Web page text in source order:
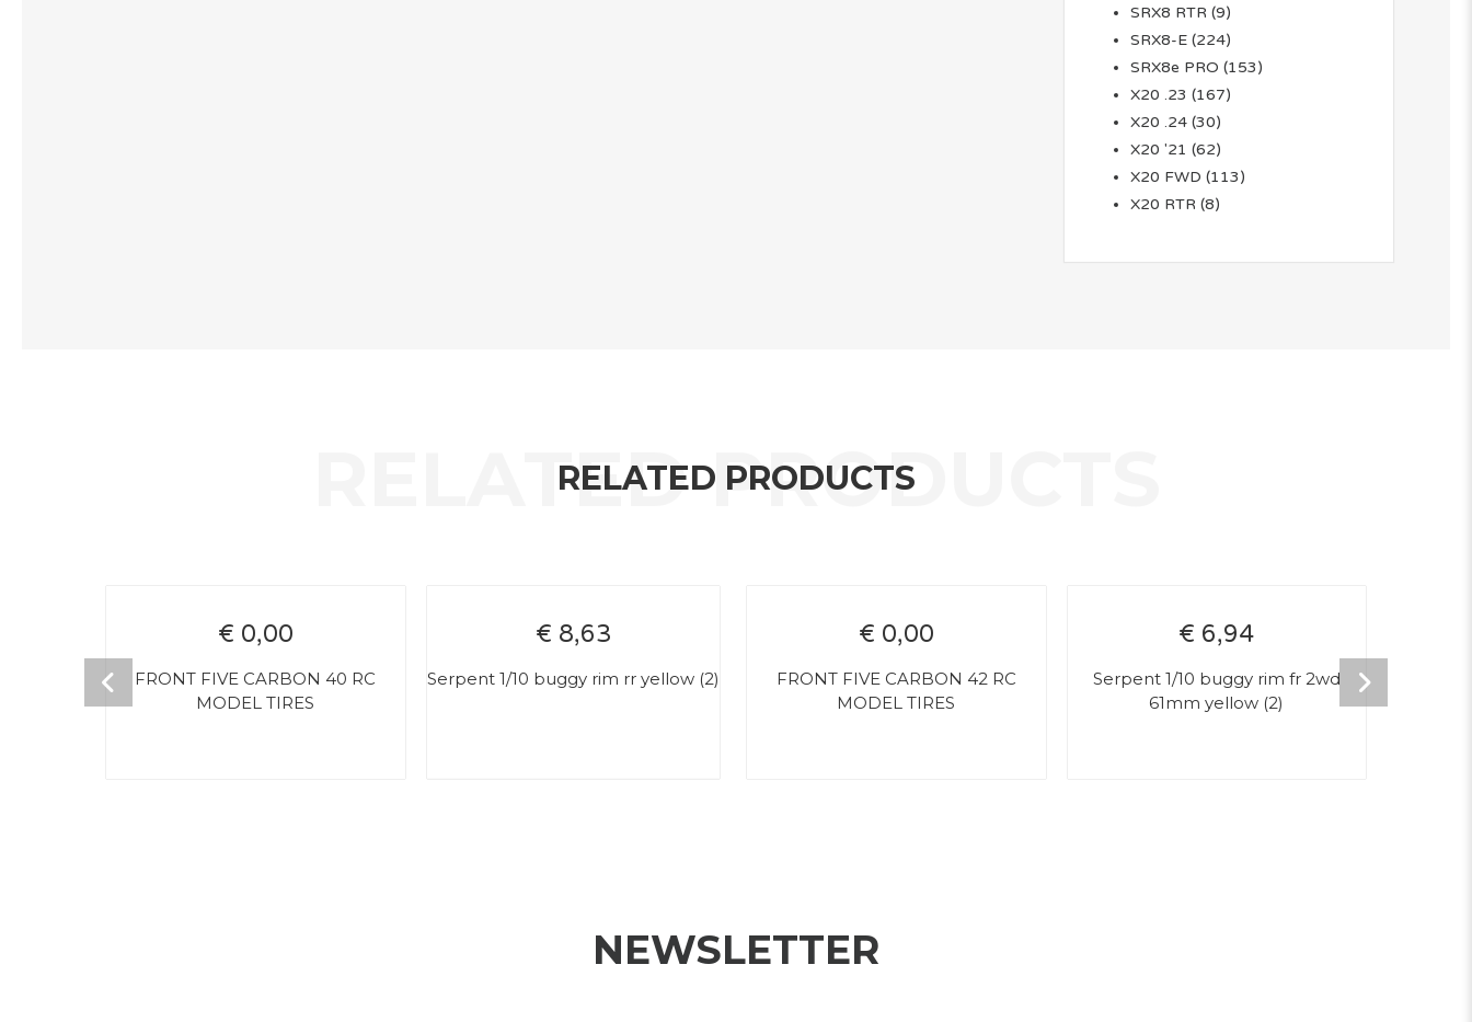
SRX8 RTR (9)
SRX8-E (224)
SRX8e PRO (153)
X20 .23 (167)
X20 .24 (30)
X20 '21 (62)
X20 FWD (113)
X20 RTR (8)
RELATED PRODUCTS
€ 0,00
FRONT FIVE CARBON 40 RC
MODEL TIRES
€ 8,63
Serpent 1/10 buggy rim rr yellow (2)
€ 0,00
FRONT FIVE CARBON 42 RC
MODEL TIRES
€ 6,94
Serpent 1/10 buggy rim fr 2wd
61mm yellow (2)
NEWSLETTER